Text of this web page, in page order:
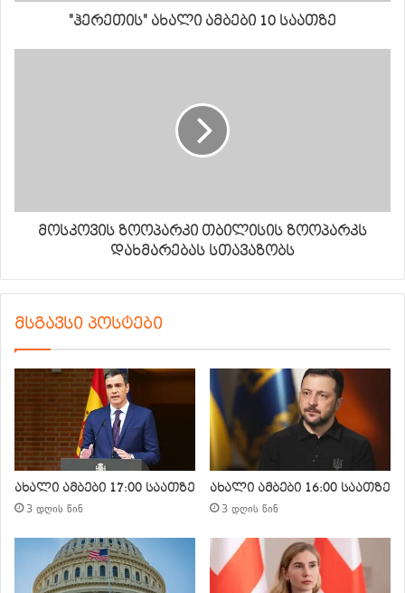
"ჰერეთის" ახალი ამბები 10 საათზე
მოსკოვის ზოოპარკი თბილისის ზოოპარკს
დახმარებას სთავაზობს
მსგავსი პოსტები
ახალი ამბები 17:00 საათზე
3 დღის წინ
ახალი ამბები 16:00 საათზე
3 დღის წინ